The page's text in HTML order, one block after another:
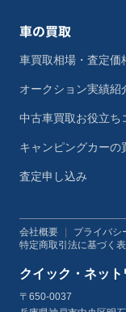
車の買取
車買取相場・査定
オークション実績紹
中古車買取お役立ち
キャンピングカーの
査定申し込み
会社概要 プライバシ
特定商取引法に基づく
クイック・ネッ
〒650-0037